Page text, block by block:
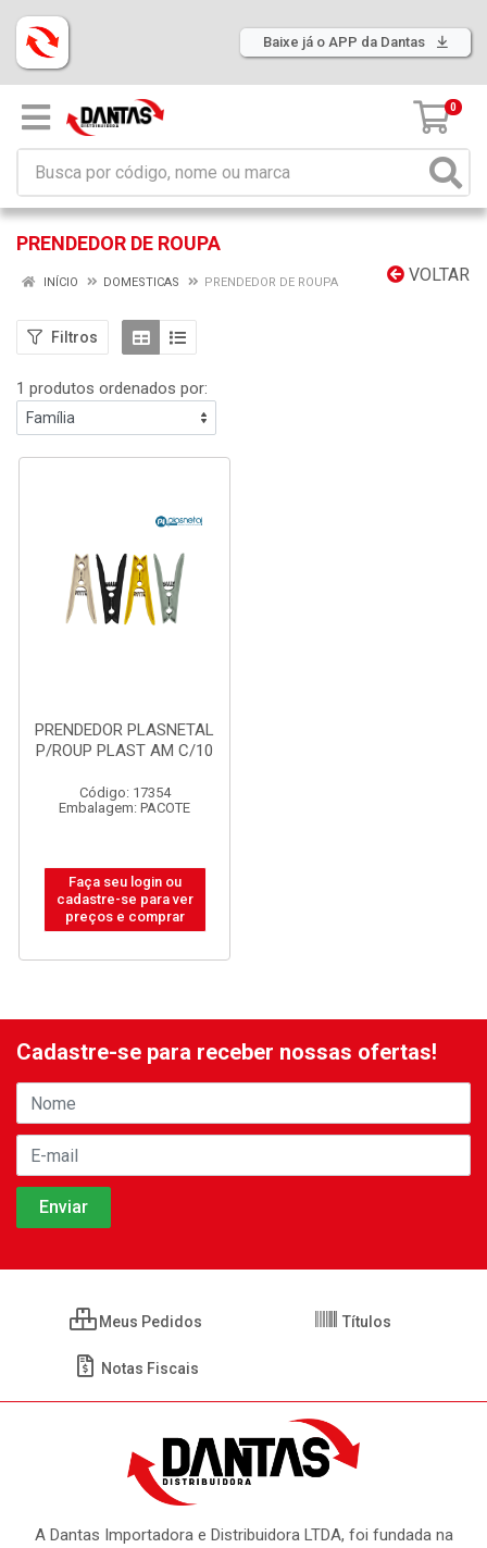
Baixe já o APP da Dantas
0
PRENDEDOR DE ROUPA
VOLTAR
INÍCIO DOMESTICAS PRENDEDOR DE ROUPA
Filtros
1 produtos ordenados por:
PRENDEDOR PLASNETAL
P/ROUP PLAST AM C/10
Código: 17354
Embalagem: PACOTE
Faça seu login ou
cadastre-se para ver
preços e comprar
Cadastre-se para receber nossas ofertas!
Meus Pedidos Títulos
Notas Fiscais
A Dantas Importadora e Distribuidora LTDA, foi fundada na